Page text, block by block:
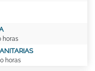
horas
horas